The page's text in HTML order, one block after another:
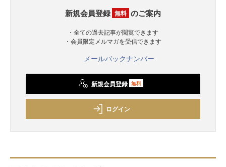
新規会員登録 無料 のご案内
・全ての過去記事が閲覧できます
・会員限定メルマガを受信できます
メールバックナンバー
新規会員登録 無料
ログイン